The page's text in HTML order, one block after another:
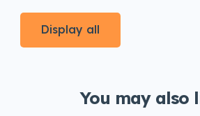
Display all
You may also